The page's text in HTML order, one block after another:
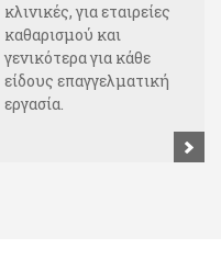
κλινικές, για εταιρείες
καθαρισμού και
γενικότερα για κάθε
είδους επαγγελματική
εργασία.